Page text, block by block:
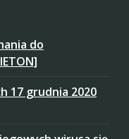
do
17 grudnia 2020